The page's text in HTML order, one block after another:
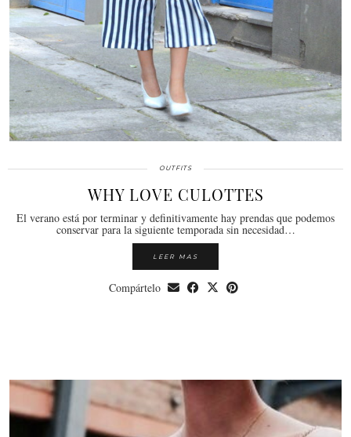
OUTFITS
WHY LOVE CULOTTES
El verano está por terminar y definitivamente hay prendas que podemos
conservar para la siguiente temporada sin necesidad…
LEER MAS
Compártelo